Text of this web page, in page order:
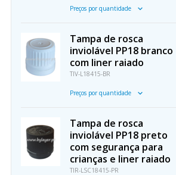
Preços por quantidade
Tampa de rosca
inviolável PP18 branco
com liner raiado
TIV-L18415-BR
Preços por quantidade
Tampa de rosca
inviolável PP18 preto
com segurança para
crianças e liner raiado
TIR-LSC18415-PR